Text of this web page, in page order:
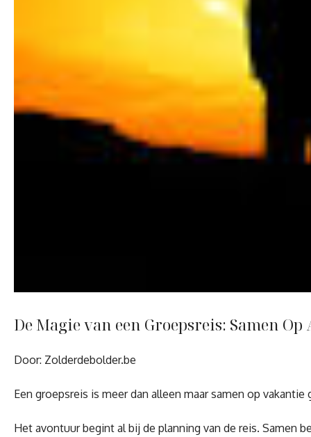
De Magie van een Groepsreis: Samen
Door: Zolderdebolder.be
Een groepsreis is meer dan alleen maar samen op
Het avontuur begint al bij de planning van de reis. Samen